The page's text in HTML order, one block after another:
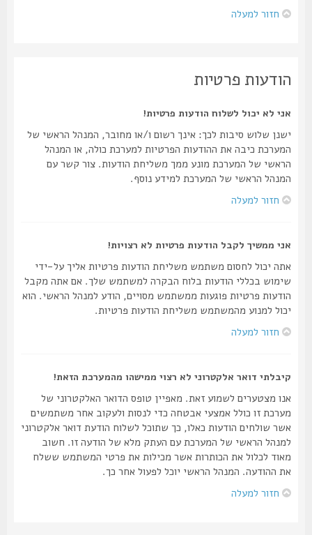
חזור למעלה
הודעות פרטיות
אני לא יכול לשלוח הודעות פרטיות!
ישנן שלוש סיבות לכך: אינך רשום ו/או מחובר, המנהל הראשי של
המערכת כיבה את ההודעות הפרטיות למערכת כולה, או המנהל
הראשי של המערכת מונע ממך משליחת הודעות. צור קשר עם
המנהל הראשי של המערכת למידע נוסף.
חזור למעלה
אני ממשיך לקבל הודעות פרטיות לא רצויות!
אתה יכול לחסום משתמש משליחת הודעות פרטיות אליך על-ידי
שימוש בכללי הודעות בלוח הבקרה למשתמש שלך. אם אתה מקבל
הודעות פרטיות פוגעות ממשתמש מסויים, הודע למנהל הראשי. הוא
יכול למנוע מהמשתמש משליחת הודעות פרטיות.
חזור למעלה
קיבלתי דואר אלקטרוני לא רצוי ממישהו מהמערכת הזאת!
אנו מצטערים לשמוע זאת. מאפיין טופס הדואר האלקטרוני של
מערכת זו כולל אמצעי אבטחה כדי לנסות ולעקוב אחר משתמשים
אשר שולחים הודעות כאלו, כך שתוכל לשלוח הודעת דואר אלקטרוני
למנהל הראשי של המערכת עם העתק מלא של הודעה זו. חשוב
מאוד לכלול את הכותרות אשר מכילות את פרטי המשתמש ששלח
את ההודעה. המנהל הראשי יוכל לפעול אחר כך.
חזור למעלה